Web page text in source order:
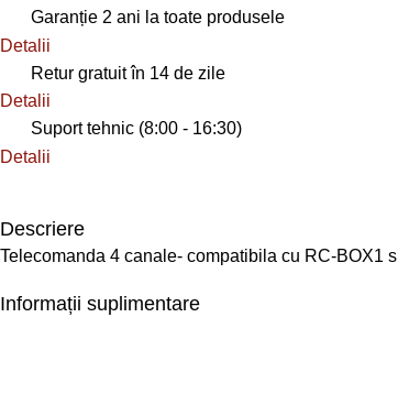
Garanție 2 ani la toate produsele
Detalii
Retur gratuit în 14 de zile
Detalii
Suport tehnic (8:00 - 16:30)
Detalii
Descriere
Telecomanda 4 canale- compatibila cu RC-BOX1
Informații suplimentare